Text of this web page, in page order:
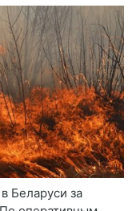
Беларуси за